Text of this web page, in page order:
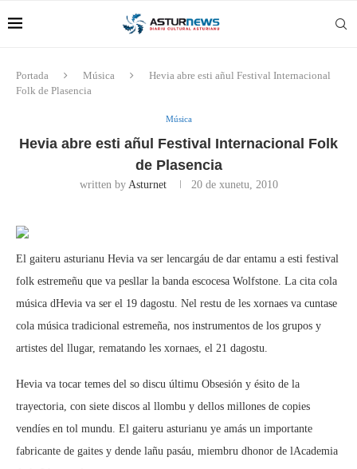
Portada Música
Hevia abre esti añul Festival Internacional
Folk de Plasencia
Música
Hevia abre esti añul Festival Internacional Folk
de Plasencia
written by Asturnet 20 de xunetu, 2010
El gaiteru asturianu Hevia va ser lencargáu de dar entamu a esti festival
folk estremeñu que va pesllar la banda escocesa Wolfstone. La cita cola
música dHevia va ser el 19 dagostu. Nel restu de les xornaes va cuntase
cola música tradicional estremeña, nos instrumentos de los grupos y
artistes del llugar, rematando les xornaes, el 21 dagostu.
Hevia va tocar temes del so discu últimu Obsesión y ésito de la
trayectoria, con siete discos al llombu y dellos millones de copies
vendíes en tol mundu. El gaiteru asturianu ye amás un importante
fabricante de gaites y dende lañu pasáu, miembru dhonor de lAcademia